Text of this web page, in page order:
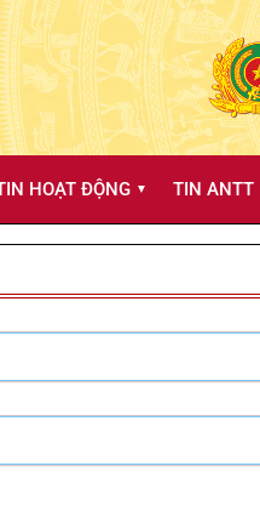
HOẠT ĐỘNG ▼ TIN ANTT